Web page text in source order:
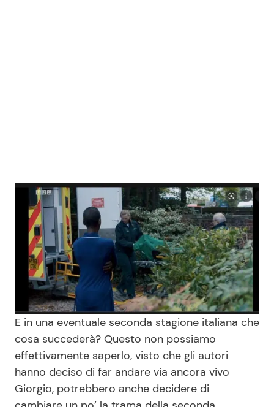
E in una eventuale seconda stagione italiana che
cosa succederà? Questo non possiamo
effettivamente saperlo, visto che gli autori
hanno deciso di far andare via ancora vivo
Giorgio, potrebbero anche decidere di